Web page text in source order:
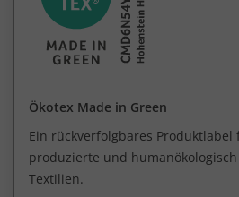
Ökotex Made in Green
Ein rückverfolgbares
produzierte und
Textilien.